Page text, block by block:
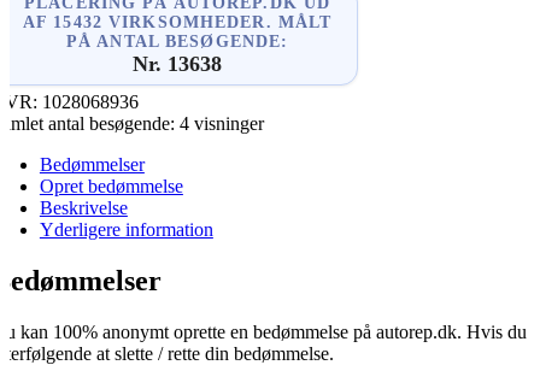
AF 15432 VIRKSOMHEDER. MÅLT
PÅ ANTAL BESØGENDE:
Nr. 13638
1028068936
antal besøgende: 4 visninger
Bedømmelser
Opret bedømmelse
Beskrivelse
Yderligere information
kan 100% anonymt oprette en bedømmelse på autorep.dk. Hvis
at slette / rette din bedømmelse.